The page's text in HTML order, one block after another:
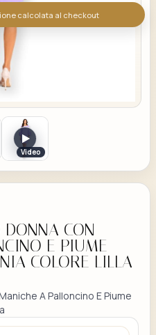
calcolata al checkout
Video
CON
E PIUME
COLORE LILLA
A Palloncino E Piume